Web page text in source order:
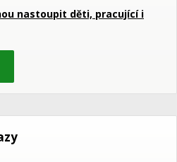
nastoupit děti, pracující i